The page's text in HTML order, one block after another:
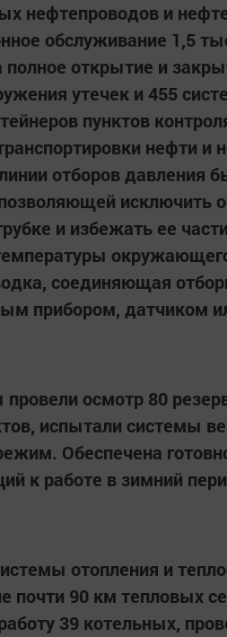
нефтепроводов и
обслуживание 1,5
полное открытие и
утечек и 455
пунктов
нефти и
отборов давления
исключить
и избежать ее
соединяющая
прибором, датчиком
осмотр 80
испытали системы
Обеспечена
к работе в зимний
отопления и
почти 90 км тепловых
39 котельных,